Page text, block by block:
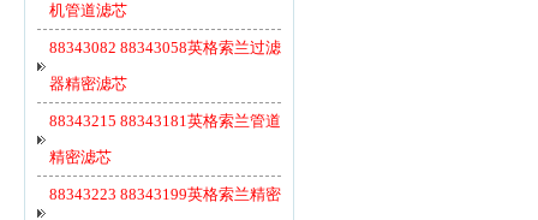
机管道滤芯
88343082 88343058英格索兰过滤
器精密滤芯
88343215 88343181英格索兰管道
精密滤芯
88343223 88343199英格索兰精密